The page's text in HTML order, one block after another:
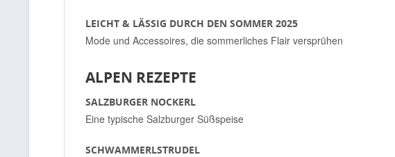
LEICHT & LÄSSIG DURCH DEN SOMMER 2025
Mode und Accessoires, die sommerliches Flair versprühen
ALPEN REZEPTE
SALZBURGER NOCKERL
Eine typische Salzburger Süßspeise
SCHWAMMERLSTRUDEL